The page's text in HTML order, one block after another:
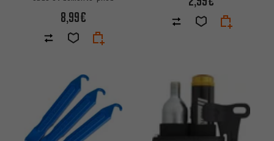
8,99€